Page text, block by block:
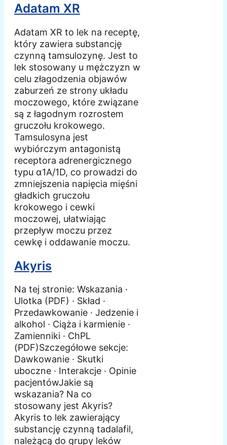
Adatam XR
Adatam XR to lek na receptę,
który zawiera substancję
czynną tamsulozynę. Jest to
lek stosowany u mężczyzn w
celu złagodzenia objawów
zaburzeń ze strony układu
moczowego, które związane
są z łagodnym rozrostem
gruczołu krokowego.
Tamsulosyna jest
wybiórczym antagonistą
receptora adrenergicznego
typu α1A/1D, co prowadzi do
zmniejszenia napięcia mięśni
gładkich gruczołu
krokowego i cewki
moczowej, ułatwiając
przepływ moczu przez
cewkę i oddawanie moczu.
Akyris
Na tej stronie: Wskazania ·
Ulotka (PDF) · Skład ·
Przedawkowanie · Jedzenie i
alkohol · Ciąża i karmienie ·
Zamienniki · ChPL
(PDF)Szczegółowe sekcje:
Dawkowanie · Skutki
uboczne · Interakcje · Opinie
pacjentówJakie są
wskazania? Na co
stosowany jest Akyris?
Akyris to lek zawierający
substancję czynną tadalafil,
należącą do grupy leków